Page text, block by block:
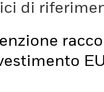
di